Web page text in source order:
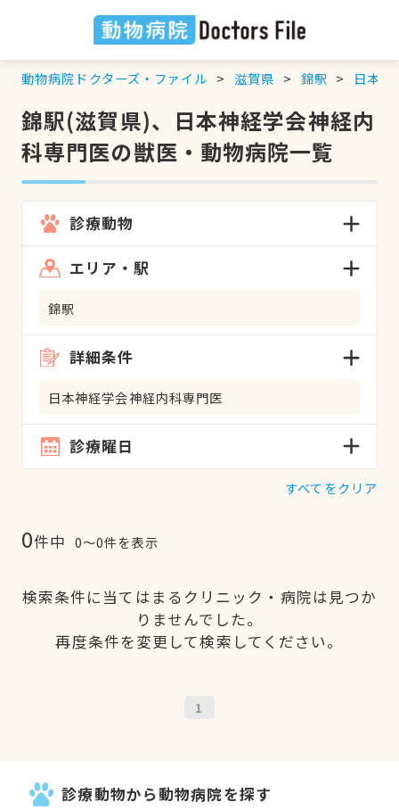
動物病院ドクターズ・ファイル 滋賀県 錦駅 日本
錦駅(滋賀県)、日本神経学会神経内
科専門医の獣医・動物病院一覧
診療動物
エリア・駅
錦駅
詳細条件
日本神経学会神経内科専門医
診療曜日
すべてをクリア
0件中 0〜0件を表示
検索条件に当てはまるクリニック・病院は見つか
りませんでした。
再度条件を変更して検索してください。
1
診療動物から動物病院を探す